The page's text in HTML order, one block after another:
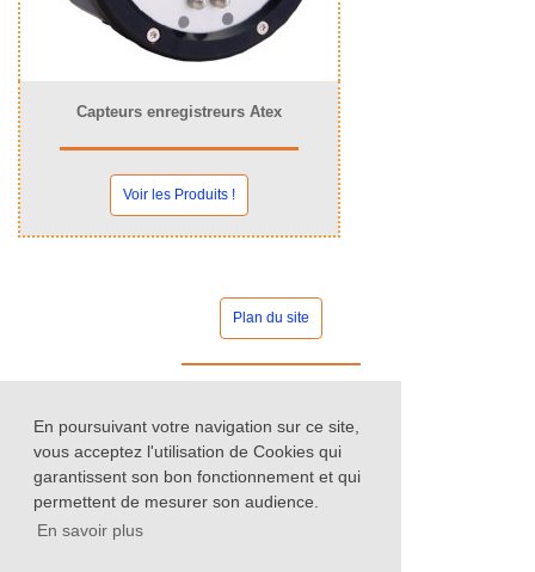
En poursuivant votre navigation sur ce site,
vous acceptez l'utilisation de Cookies qui
garantissent son bon fonctionnement et qui
permettent de mesurer son audience.
En savoir plus
Capteurs enregistreurs Atex
Voir les Produits !
Plan du site
Nos catalogues